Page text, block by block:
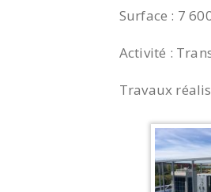
Surface : 7
Activité :
Travaux